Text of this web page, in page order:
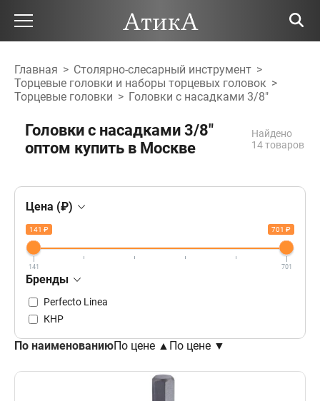
Главная > Столярно-слесарный инструмент >
Торцевые головки и наборы торцевых головок >
Торцевые головки > Головки с насадками 3/8"
Головки с насадками 3/8"
оптом купить в Москве
Найдено
14 товаров
Цена (₽)
141 ₽ 701 ₽
141 701
Бренды
Perfecto Linea
КНР
По наименованиюПо цене ▲ По цене ▼